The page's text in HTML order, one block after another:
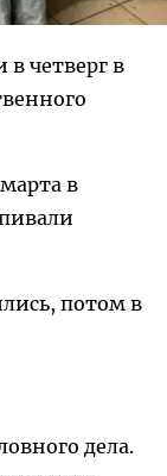
четверг в
в
потом в
дела.